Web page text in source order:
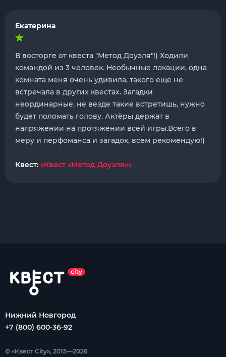
Екатерина
В восторге от квеста "Метод Доуэля"!) Ходили
командой из 3 человек. Необычные локации, одна
комната меня очень удивила, такого ещё не
встречала в других квестах. Загадки
неординарные, не везде такие встретишь, нужно
будет поломать голову. Актёры держат в
напряжении на протяжении всей игры.Всего в
меру и перфоманса и загадок, всем рекомендую!)
Квест: «Квест «Метод Доуэля»»
Нижний Новгород
+7 (800) 600-36-92
© «Квест City», 2015—2026